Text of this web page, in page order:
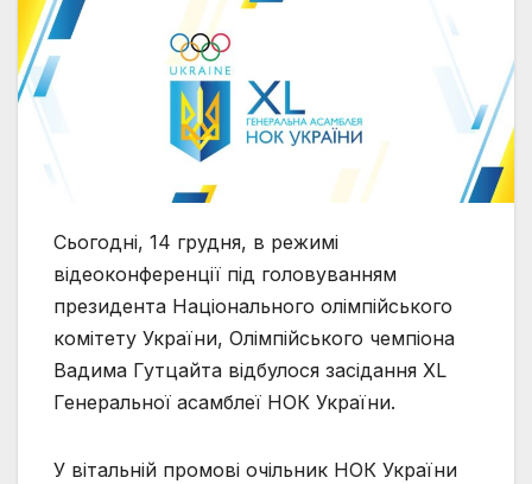
Сьогодні, 14 грудня, в режимі
відеоконференції під головуванням
президента Національного олімпійського
комітету України, Олімпійського чемпіона
Вадима Гутцайта відбулося засідання ХL
Генеральної асамблеї НОК України.
У вітальній промові очільник НОК України